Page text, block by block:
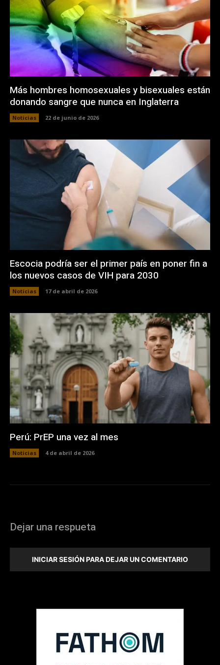
Más hombres homosexuales y bisexuales están
donando sangre que nunca en Inglaterra
Noticias 22 de junio de 2026
Escocia podría ser el primer país en poner fin a
los nuevos casos de VIH para 2030
Noticias 17 de abril de 2026
Perú: PrEP una vez al mes
Noticias 4 de abril de 2026
Dejar una respueta
INICIAR SESIÓN PARA DEJAR UN COMENTARIO